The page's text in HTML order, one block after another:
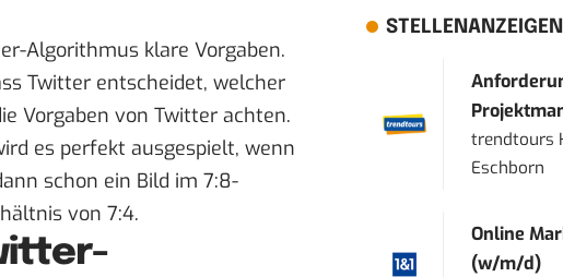
Algorithmus klare Vorgaben.
Twitter entscheidet, welcher
Vorgaben von Twitter achten.
es perfekt ausgespielt, wenn
schon ein Bild im 7:8-
von 7:4.
STELLENANZEIGEN
trendtours
Eschborn
Online
(w/m/d)